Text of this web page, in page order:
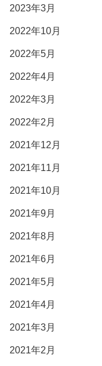
2023年3月
2022年10月
2022年5月
2022年4月
2022年3月
2022年2月
2021年12月
2021年11月
2021年10月
2021年9月
2021年8月
2021年6月
2021年5月
2021年4月
2021年3月
2021年2月